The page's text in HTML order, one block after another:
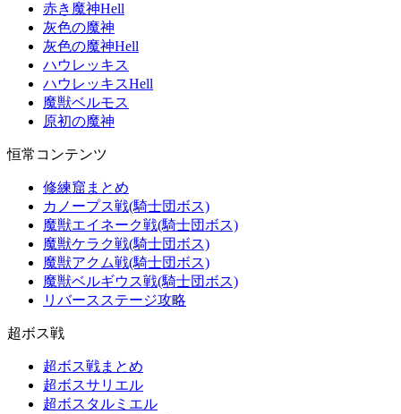
赤き魔神Hell
灰色の魔神
灰色の魔神Hell
ハウレッキス
ハウレッキスHell
魔獣ベルモス
原初の魔神
恒常コンテンツ
修練窟まとめ
カノープス戦(騎士団ボス)
魔獣エイネーク戦(騎士団ボス)
魔獣ケラク戦(騎士団ボス)
魔獣アクム戦(騎士団ボス)
魔獣ベルギウス戦(騎士団ボス)
リバースステージ攻略
超ボス戦
超ボス戦まとめ
超ボスサリエル
超ボスタルミエル